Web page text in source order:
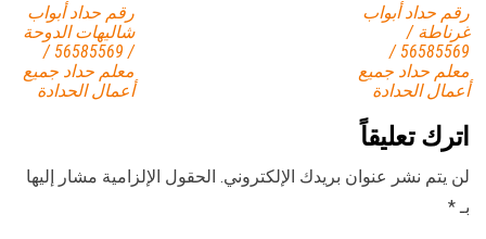
رقم حداد أبواب
شاليهات الدوحة
/ 56585569 /
معلم حداد جميع
أعمال الحدادة
رقم حداد أبواب
غرناطة /
56585569 /
معلم حداد جميع
أعمال الحدادة
اترك تعليقاً
لن يتم نشر عنوان بريدك الإلكتروني. الحقول الإلزامية مشار إليها
بـ *